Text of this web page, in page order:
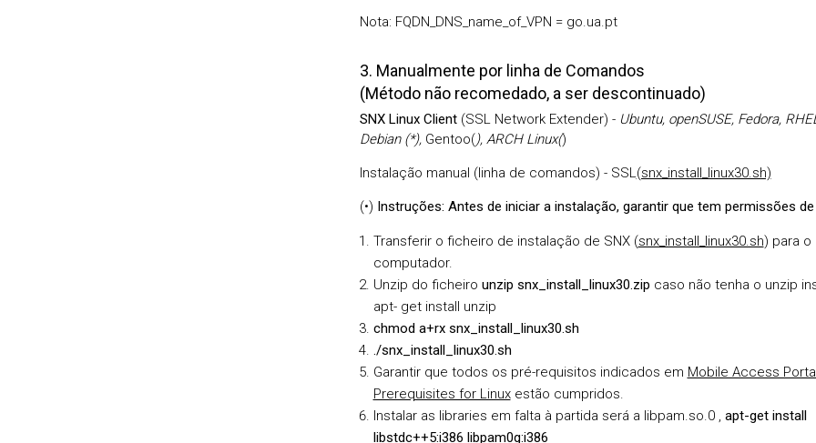
Nota: FQDN_DNS_name_of_VPN = go.ua.pt
3. Manualmente por linha de Comandos
(Método não recomedado, a ser descontinuado)
SNX Linux Client(SSL Network Extender) - Ubuntu, openSUSE, Fedora,
Debian (*),Gentoo(), ARCH Linux()
Instalação manual (linha de comandos) - SSL(snx_install_linux30.sh)
(•) Instruções: Antes de iniciar a instalação, garantir que tem permissões
Transferir o ficheiro de instalação de SNX (snx_install_linux30.sh) para o
computador.
Unzip do ficheiro unzip snx_install_linux30.zip caso não tenha o unzip
apt- get install unzip
chmod a+rx snx_install_linux30.sh
./snx_install_linux30.sh
Garantir que todos os pré-requisitos indicados em Mobile Access
Prerequisites for Linuxestão cumpridos.
Instalar as libraries em falta à partida será a libpam.so.0 , apt-get install
libstdc++5:i386 libpam0g:i386